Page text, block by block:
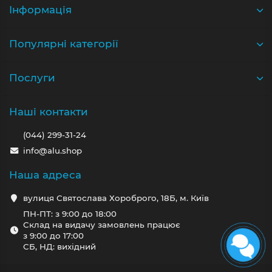
Iнформація
Популярні категорії
Послуги
Наші контакти
(044) 299-31-24
info@alu.shop
Наша адреса
вулиця Святослава Хороброго, 18Б, м. Київ
ПН-ПТ: з 9:00 до 18:00
Склад на видачу замовлень працює
з 9:00 до 17:00
СБ, НД: вихідний